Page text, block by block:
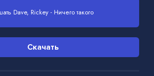
Dave, Rickey - Ничего такого
Скачать